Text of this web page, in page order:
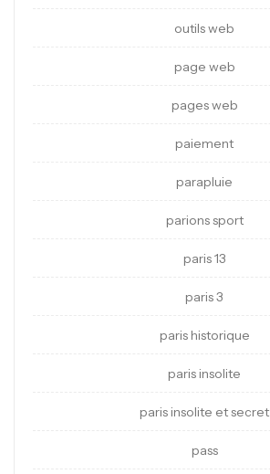
outils web
page web
pages web
paiement
parapluie
parions sport
paris 13
paris 3
paris historique
paris insolite
paris insolite et secret
pass